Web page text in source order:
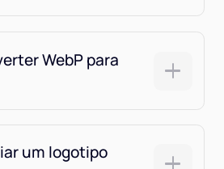
WebP para
um logotipo